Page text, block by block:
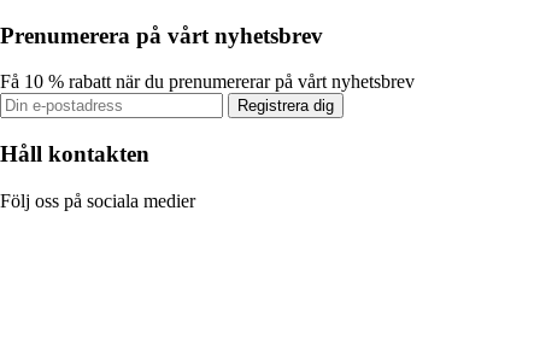
Prenumerera på vårt nyhetsbrev
Få 10 % rabatt när du prenumererar på vårt nyhetsbrev
Registrera dig
Håll kontakten
Följ oss på sociala medier